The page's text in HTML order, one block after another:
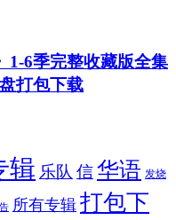
1-6季完整收藏版全集
打包下载
辑 乐队 信华语 发烧
所有专辑 打包下